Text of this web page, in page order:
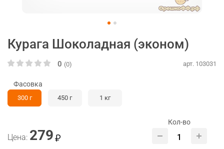
Курага Шоколадная (эконом)
0 (0) арт. 103031
Фасовка
300 г 450 г 1 кг
Цена: 279
Кол-во